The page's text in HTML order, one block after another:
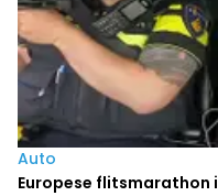
Auto
Europese flitsmarathon